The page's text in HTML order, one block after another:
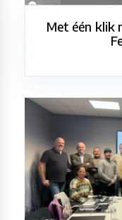
Met één klik